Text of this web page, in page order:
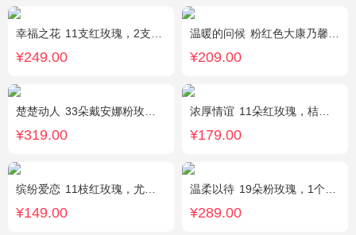
幸福之花 11支红玫瑰，2支多头白香水百合，配草
¥249.00
温暖的问候 粉红色大康乃馨8枝，粉色玫瑰6枝，点缀适量黄莺、深山樱和绿叶。
¥209.00
楚楚动人 33朵戴安娜粉玫瑰，相思梅搭配
¥319.00
浓厚情谊 11朵红玫瑰，桔梗、红豆、绿叶搭配
¥179.00
缤纷爱恋 11枝红玫瑰，尤加利叶搭配
¥149.00
温柔以待 19朵粉玫瑰，1个粉色绣球，1枝多头白百合，桔梗、满天星、绿叶搭配
¥289.00